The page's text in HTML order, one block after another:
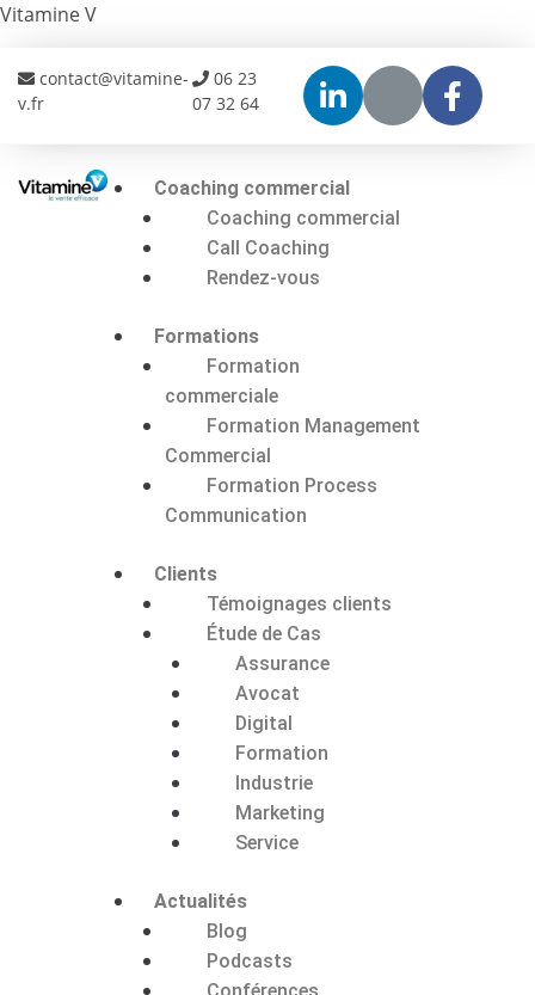
Vitamine V
contact@vitamine-
v.fr
06 23
07 32 64
Coaching commercial
Coaching commercial
Call Coaching
Rendez-vous
Formations
Formation
commerciale
Formation Management
Commercial
Formation Process
Communication
Clients
Témoignages clients
Étude de Cas
Assurance
Avocat
Digital
Formation
Industrie
Marketing
Service
Actualités
Blog
Podcasts